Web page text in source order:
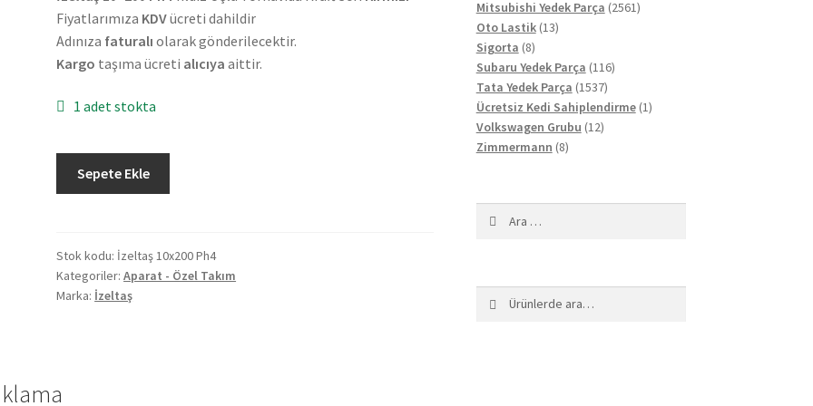
Fiyatlarımıza KDVücreti dahildir
Adınıza faturalı olarak gönderilecektir.
Kargo taşıma ücreti alıcıya aittir.
1 adet stokta
10X200
Uçlu
Tornavida
2.
Sepete Ekle
Stok kodu: İzeltaş 10x200 Ph4
Kategoriler:Aparat - Özel Takım
Marka: İzeltaş
ürün
Mitsubishi Yedek Parça 25612561
Oto Lastik 1313
Sigorta 88
ürün
Subaru Yedek Parça 116116
Tata Yedek Parça 15371537
ürün
Ücretsiz Kedi Sahiplendirme 11
Volkswagen Grubu 1212
Zimmermann 88